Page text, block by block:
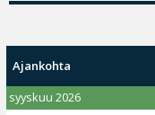
Ajankohta
syyskuu 2026